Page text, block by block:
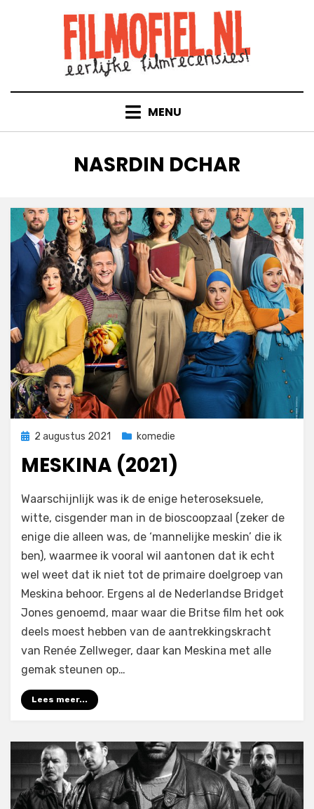
MENU
TAG
:
NASRDIN DCHAR
Geplaatst
2 augustus 2021 komedie
MESKINA (2021)
Filmofiel.nl
Waarschijnlijk was ik de enige heteroseksuele,
witte, cisgender man in de bioscoopzaal (zeker de
enige die alleen was, de ‘mannelijke meskin’ die ik
ben), waarmee ik vooral wil aantonen dat ik echt
wel weet dat ik niet tot de primaire doelgroep van
Meskina behoor. Ergens al de Nederlandse Bridget
Jones genoemd, maar waar die Britse film het ook
deels moest hebben van de aantrekkingskracht
van Renée Zellweger, daar kan Meskina met alle
gemak steunen op…
Lees meer...